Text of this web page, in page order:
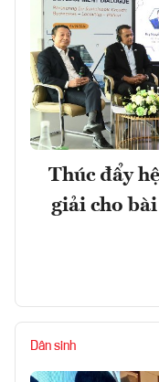
Thúc đẩy
giải cho
Dân sinh